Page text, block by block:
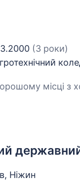
(3 роки)
місці з
державний
Ніжин